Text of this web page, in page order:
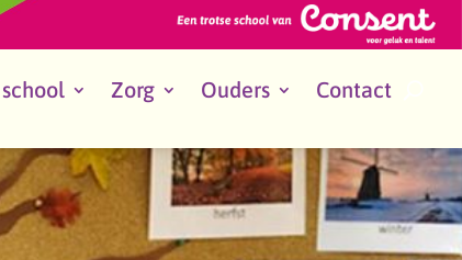
Zorg Ouders Contact